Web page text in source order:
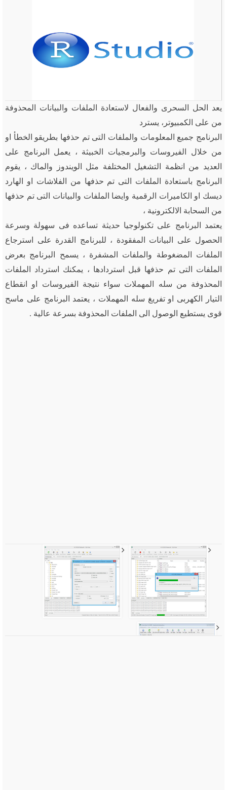
يعد الحل السحرى والفعال لاستعادة الملفات والبيانات المحذوفة
من على الكمبيوتر، يسترد
البرنامج جميع المعلومات والملفات التى تم حذفها بطريقو الخطأ او
من خلال الفيروسات والبرمجيات الخبيثة ، يعمل البرنامج على
العديد من انظمة التشغيل المختلفة مثل الويندوز والماك ، يقوم
البرنامج باستعادة الملفات التى تم حذفها من الفلاشات او الهارد
ديسك او الكاميرات الرقمية وايضا الملفات والبيانات التى تم حذفها
من السحابة الالكترونية ،
يعتمد البرنامج على تكنولوجيا حديثة تساعده فى سهولة وسرعة
الحصول على البيانات المفقودة ، للبرنامج القدرة على استرجاع
الملفات المضغوطة والملفات المشفرة ، يسمح البرنامج بعرض
الملفات التى تم حذفها قبل استردادها ، يمكنك استرداد الملفات
المحذوفة من سله المهملات سواء نتيجة الفيروسات او انقطاع
التيار الكهربى او تفريغ سله المهملات ، يعتمد البرنامج على ماسح
قوى يستطيع الوصول الى الملفات المحذوفة بسرعة عالية .